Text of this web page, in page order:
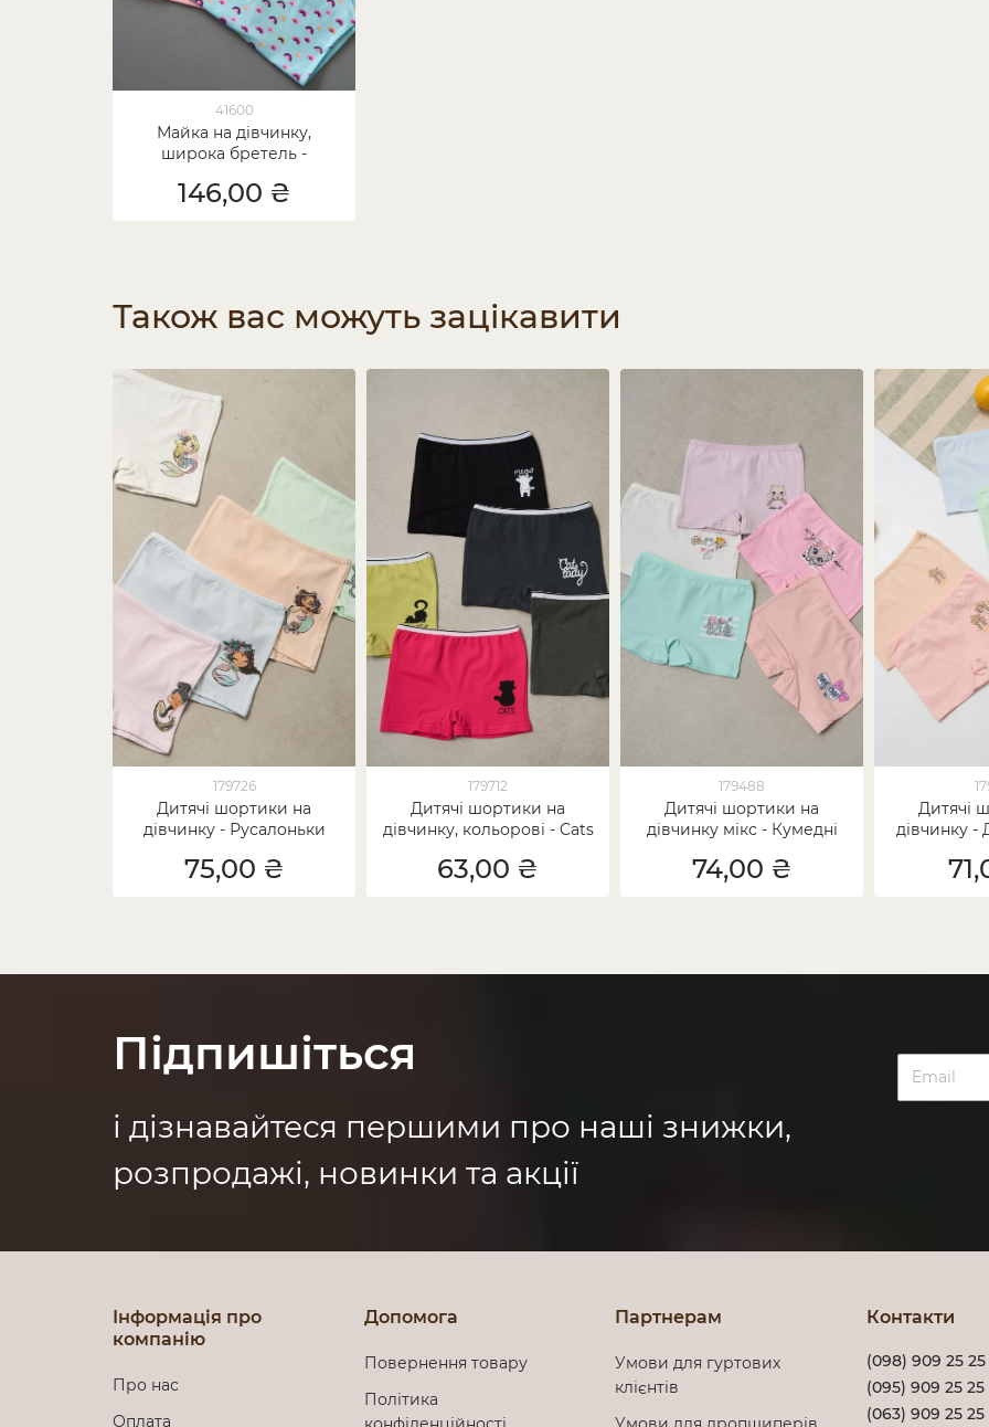
41600
Майка на дівчинку,
широка бретель -
146,00 ₴
Також вас можуть зацікавити
179726
Дитячі шортики на
дівчинку - Русалоньки
75,00 ₴
179712
Дитячі шортики на
дівчинку, кольорові - Cats
63,00 ₴
179488
Дитячі шортики на
дівчинку мікс - Кумедні
74,00 ₴
Дитячі
дівчинку -
Підпишіться
і дізнавайтеся першими про наші знижки,
розпродажі, новинки та акції
Інформація про
компанію
Про нас
Оплата
Допомога
Повернення товару
Політика
Партнерам
Умови для гуртових
клієнтів
Контакти
(098) 909 25 25
(095) 909 25 25
(063) 909 25 25